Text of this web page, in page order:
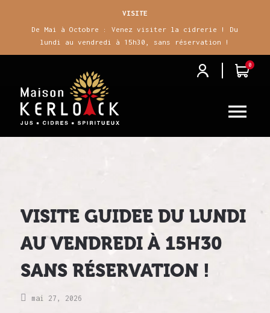
VISITE
De Mai à Octobre : Venez visiter la cidrerie ! Du
lundi au vendredi à 15h30, sans réservation !
j i0

VISITE GUIDEE DU LUNDI
AU VENDREDI À 15H30
SANS RÉSERVATION !
mai 27, 2026